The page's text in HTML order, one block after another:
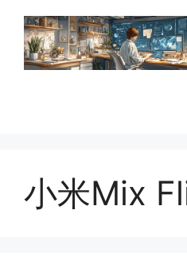
小米Mix